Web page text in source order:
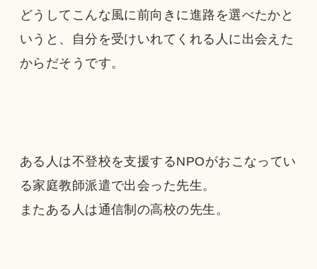
どうしてこんな風に前向きに進路を選べたかと
いうと、自分を受けいれてくれる人に出会えた
からだそうです。
ある人は不登校を支援するNPOがおこなってい
る家庭教師派遣で出会った先生。
またある人は通信制の高校の先生。